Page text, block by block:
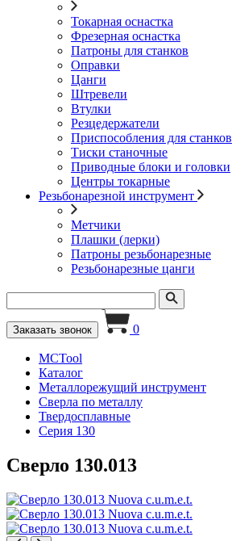
Токарная оснастка
Фрезерная оснастка
Патроны для станков
Оправки
Цанги
Штревели
Втулки
Резцедержатели
Приспособления для станков
Тиски станочные
Приводные блоки и головки
Центры токарные
Резьбонарезной инструмент
Метчики
Плашки (лерки)
Патроны резьбонарезные
Резьбонарезные цанги
Заказать звонок 0
MCTool
Каталог
Металлорежущий инструмент
Сверла по металлу
Твердосплавные
Серия 130
Сверло 130.013